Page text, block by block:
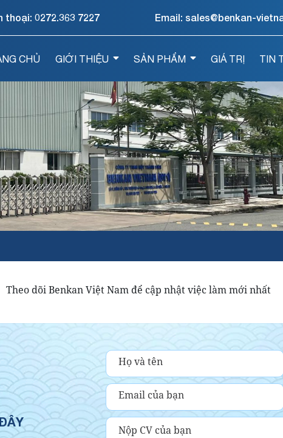
thoại:0272.363 7227 Email: sales@benkan-
CHỦ GIỚI THIỆU SẢN PHẨM GIÁ TRỊ TIN
Theo dõi Benkan Việt Nam để cập nhật việc làm mới nhất
Nộp CV của bạn